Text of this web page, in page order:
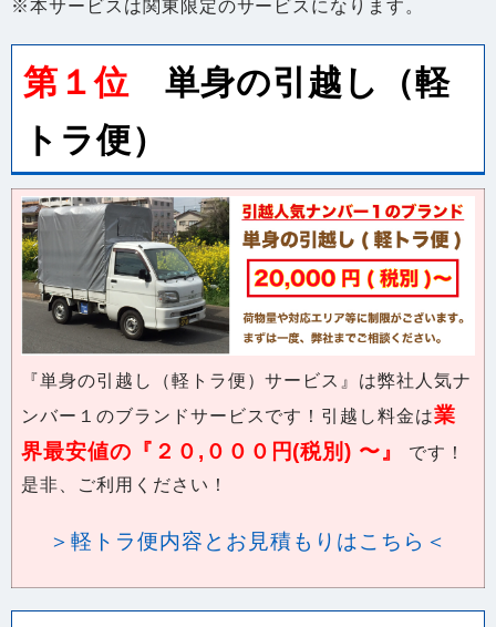
第１位単身の引越し（軽
トラ便）
『単身の引越し（軽トラ便）サービス』は弊社人気ナ
ンバー１のブランドサービスです！引越し料金は 業
界最安値の『２０,０００円(税別) 〜』です！
是非、ご利用ください！
＞軽トラ便内容とお見積もりはこちら＜
第２位２トントラックの